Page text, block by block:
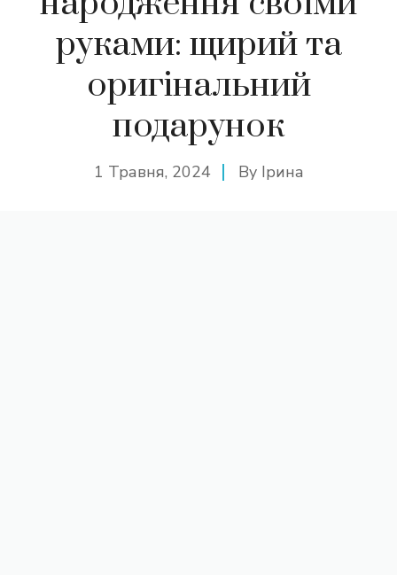
руками: щирий та
оригінальний
подарунок
1 Травня, 2024 By Ірина